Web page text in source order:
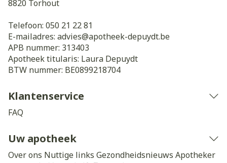
8820 Torhout
Telefoon: 050 21 22 81
E-mailadres: advies@apotheek-depuydt.be
APB nummer: 313403
Apotheek titularis: Laura Depuydt
BTW nummer: BE0899218704
Klantenservice
FAQ
Uw apotheek
Over ons Nuttige links Gezondheidsnieuws Apotheker